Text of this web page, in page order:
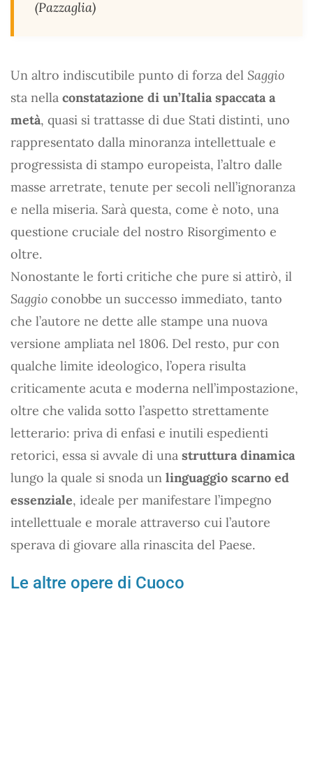
(Pazzaglia)
Un altro indiscutibile punto di forza del Saggio
sta nella constatazione di un’Italia spaccata a
metà, quasi si trattasse di due Stati distinti, uno
rappresentato dalla minoranza intellettuale e
progressista di stampo europeista, l’altro dalle
masse arretrate, tenute per secoli nell’ignoranza
e nella miseria. Sarà questa, come è noto, una
questione cruciale del nostro Risorgimento e
oltre.
Nonostante le forti critiche che pure si attirò, il
Saggio conobbe un successo immediato, tanto
che l’autore ne dette alle stampe una nuova
versione ampliata nel 1806. Del resto, pur con
qualche limite ideologico, l’opera risulta
criticamente acuta e moderna nell’impostazione,
oltre che valida sotto l’aspetto strettamente
letterario: priva di enfasi e inutili espedienti
retorici, essa si avvale di una struttura dinamica
lungo la quale si snoda un linguaggio scarno ed
essenziale, ideale per manifestare l’impegno
intellettuale e morale attraverso cui l’autore
sperava di giovare alla rinascita del Paese.
Le altre opere di Cuoco